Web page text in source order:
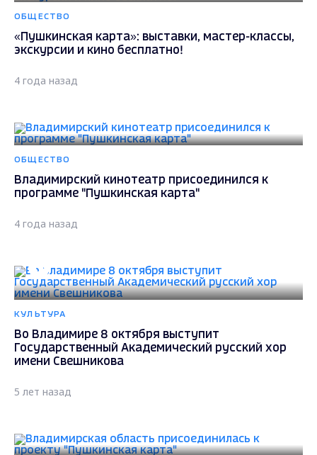
ОБЩЕСТВО
«Пушкинская карта»: выставки, мастер-классы,
экскурсии и кино бесплатно!
4 года назад
ОБЩЕСТВО
Владимирский кинотеатр присоединился к
программе "Пушкинская карта"
4 года назад
КУЛЬТУРА
Во Владимире 8 октября выступит
Государственный Академический русский хор
имени Свешникова
5 лет назад